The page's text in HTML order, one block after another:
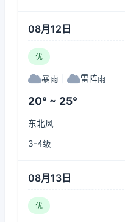
08月12日
优
暴雨 雷阵雨
20° ~ 25°
东北风
3-4级
08月13日
优